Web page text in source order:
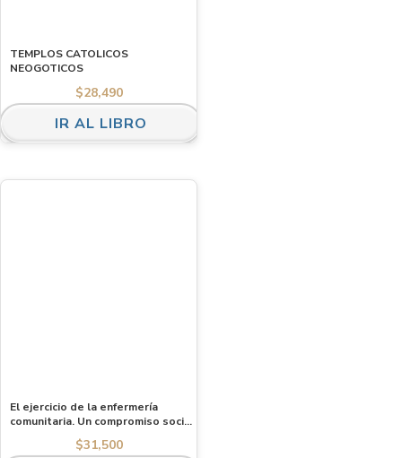
TEMPLOS CATOLICOS
NEOGOTICOS
$28,490
IR AL LIBRO
El ejercicio de la enfermería
comunitaria. Un compromiso social,
cultural y político. Experiencia
laboral 1967-2003. Ebook.
$31,500